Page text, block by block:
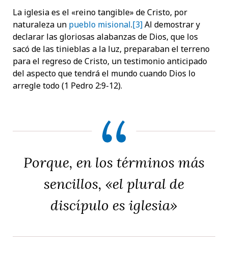
La iglesia es el «reino tangible» de Cristo, por
naturaleza un pueblo misional.[3]Al demostrar y
declarar las gloriosas alabanzas de Dios, que los
sacó de las tinieblas a la luz, preparaban el terreno
para el regreso de Cristo, un testimonio anticipado
del aspecto que tendrá el mundo cuando Dios lo
arregle todo (1 Pedro 2:9-12).
Porque, en los términos más
sencillos, «el plural de
discípulo es iglesia»